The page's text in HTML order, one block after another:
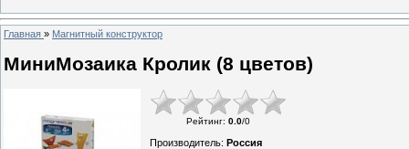
Главная » Магнитный конструктор
МиниМозаика Кролик (8 цветов)
Рейтинг: 0.0/0
Производитель: Россия